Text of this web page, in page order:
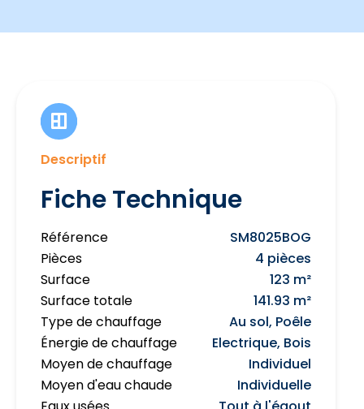
Descriptif
Fiche Technique
Référence
SM8025BOG
Pièces
4 pièces
Surface
123 m²
Surface totale
141.93 m²
Type de chauffage
Au sol, Poêle
Énergie de chauffage
Electrique, Bois
Moyen de chauffage
Individuel
Moyen d'eau chaude
Individuelle